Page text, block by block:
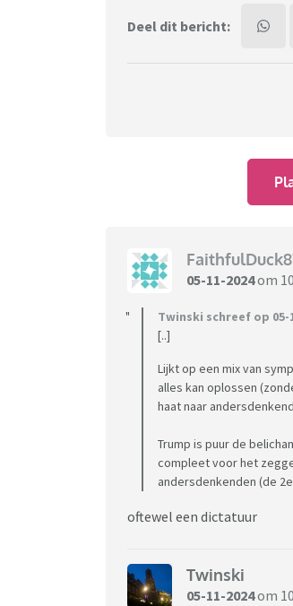
Nog eens 4 jaar Joe
Schrijf hier mee over
Deel dit bericht:
05-11-2024om
Twinski schreef op 05-
[..]
Lijkt op een mix van
alles kan oplossen
haat naar
Trump is puur de
compleet voor het
andersdenkenden (de
oftewel een dictatuur
Twinski
05-11-2024om